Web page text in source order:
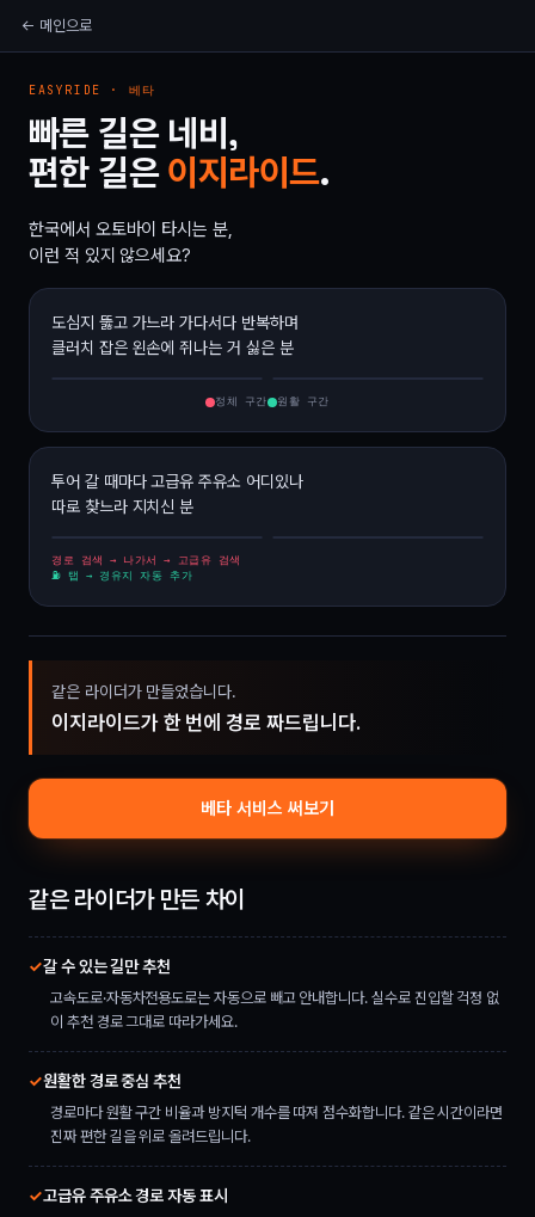
← 메인으로
EASYRIDE · 베타
빠른 길은 네비,
편한 길은이지라이드.
한국에서 오토바이 타시는 분,
이런 적 있지 않으세요?
도심지 뚫고 가느라 가다서다 반복하며
클러치 잡은 왼손에 쥐나는 거 싫은 분
가다서다 · 신호 7개
이지라이드
정체 구간 원활 구간
투어 갈 때마다 고급유 주유소 어디있나
따로 찾느라 지치신 분
검색 → 다시 검색
+ 경유지
⛽
경로 검색 → 나가서 → 고급유 검색
⛽ 탭 → 경유지 자동 추가
같은 라이더가 만들었습니다.
이지라이드가 한 번에 경로 짜드립니다.
베타 서비스 써보기
같은 라이더가 만든 차이
✓갈 수 있는 길만 추천
고속도로·자동차전용도로는 자동으로 빼고 안내합니다. 실수로 진입할 걱정 없
이 추천 경로 그대로 따라가세요.
✓원활한 경로 중심 추천
경로마다 원활 구간 비율과 방지턱 개수를 따져 점수화합니다. 같은 시간이라면
진짜 편한 길을 위로 올려드립니다.
✓고급유 주유소 경로 자동 표시